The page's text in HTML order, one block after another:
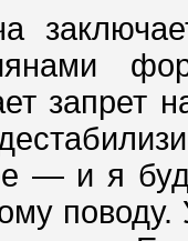
запрет
— и я